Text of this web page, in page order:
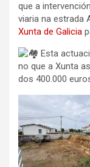
que a
viaria na estrada
Xunta de Galicia
Esta
no que a Xunta
dos 400.000